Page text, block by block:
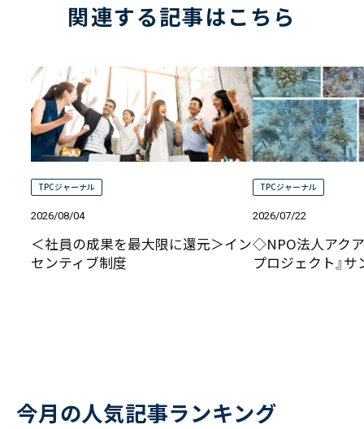
関連する記事はこちら
TPCジャーナル
2026/08/04
＜社員の成果を最大限に還元＞イン
センティブ制度
TPCジャーナル
2026/07/22
◇NPO法人アク
プロジェクト』
今月の人気記事ランキング